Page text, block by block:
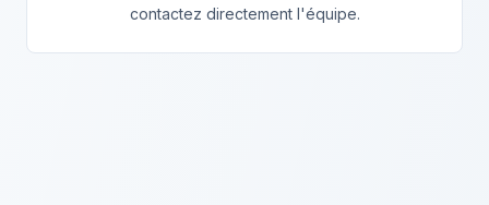
contactez directement l'équipe.